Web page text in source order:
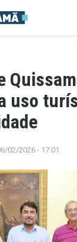
uso
02/2026 - 17:01